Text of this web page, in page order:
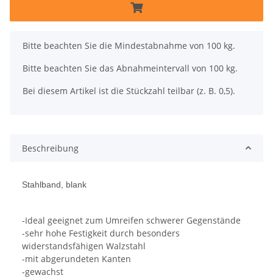
x
Bitte beachten Sie die Mindestabnahme von 100 kg.
Bitte beachten Sie das Abnahmeintervall von 100 kg.
Bei diesem Artikel ist die Stückzahl teilbar (z. B. 0,5).
Beschreibung
Stahlband, blank
-Ideal geeignet zum Umreifen schwerer Gegenstände
-sehr hohe Festigkeit durch besonders
widerstandsfähigen Walzstahl
-mit abgerundeten Kanten
-gewachst